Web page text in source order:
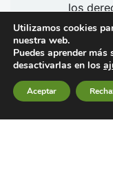
los
Síguenos
Utilizamos cookies
nuestra web.
Puedes aprender
desactivarlas en los
Aceptar